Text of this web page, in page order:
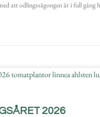
att odlingssägongen är i full gång
2026